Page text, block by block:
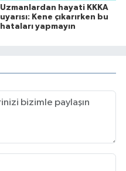
Uzmanlardan hayati KKKA
uyarısı: Kene çıkarırken bu
hataları yapmayın